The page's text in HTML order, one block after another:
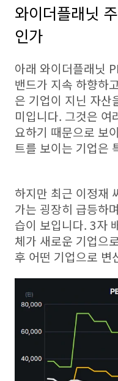
와이더플래닛
인가
아래 와이더플래닛
밴드가 지속 하향하
은 기업이 지닌 자산
미입니다. 그것은 여
요하기 때문으로 보
트를 보이는 기업은
하지만 최근 이정재
가는 굉장히 급등하
습이 보입니다. 3자
체가 새로운 기업으
후 어떤 기업으로 변